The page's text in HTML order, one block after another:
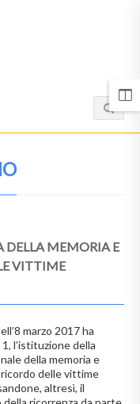
DELLA MEMORIA E
VITTIME
marzo 2017 ha
l’istituzione della
della memoria e
ricordo delle vittime
altresì, il